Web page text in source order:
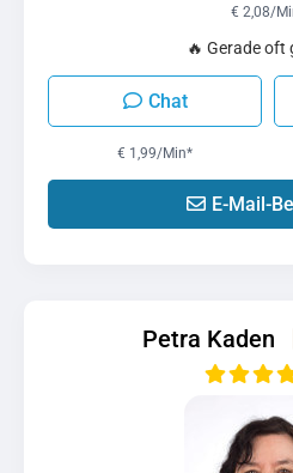
€ 2,08/
🔥 Gerade oft
Chat
€ 1,99/Min*
E-Mail-
Petra Kaden